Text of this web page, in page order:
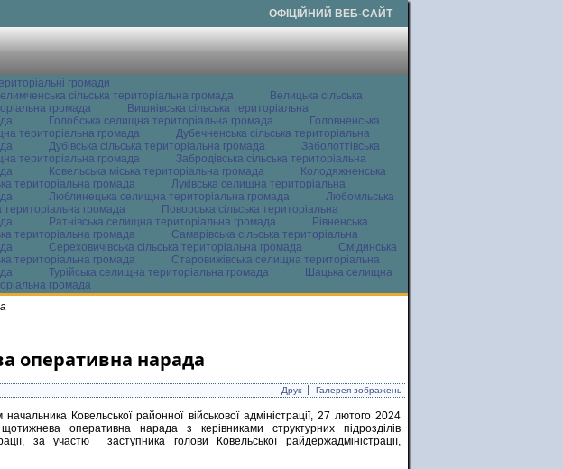
ОФІЦІЙНИЙ ВЕБ-САЙТ
громади
сільська територіальна громада
Велицька сільська
громада
Вишнівська сільська територіальна
Голобська селищна територіальна громада
Головненська
територіальна громада
Дубечненська сільська територіальна
Дубівська сільська територіальна громада
Заболоттівська
територіальна громада
Забродівська сільська територіальна
Ковельська міська територіальна громада
Колодяжненська
територіальна громада
Луківська селищна територіальна
Люблинецька селищна територіальна громада
Любомльська
територіальна громада
Поворська сільська територіальна
Ратнівська селищна територіальна громада
Рівненська
територіальна громада
Самарівська сільська територіальна
Сереховичівська сільська територіальна громада
Смідинська
територіальна громада
Старовижівська селищна територіальна
Турійська селищна територіальна громада
Шацька селищна
громада
оперативна нарада
Друк Галерея зображень
начальника Ковельської районної військової адміністрації, 27 лютого 2024
оперативна нарада з керівниками структурних підрозділів
за участю заступника голови Ковельської райдержадміністрації,